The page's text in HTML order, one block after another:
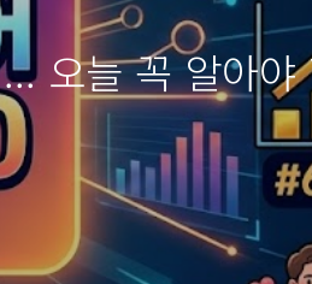
오늘 꼭 알아야